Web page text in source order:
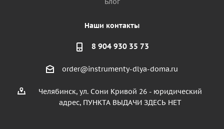
Наши контакты
8 904 930 35 73
order@instrumenty-dlya-doma.ru
Челябинск, ул. Сони Кривой 26 - юридический
адрес, ПУНКТА ВЫДАЧИ ЗДЕСЬ НЕТ